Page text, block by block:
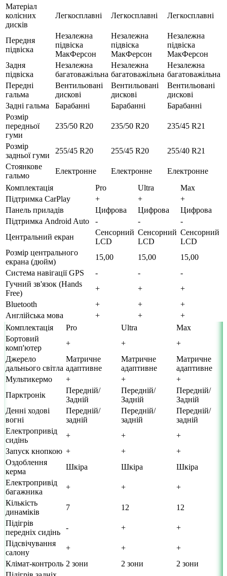
Матеріал
колісних
дисків
Легкосплавні Легкосплавні Легкосплавні
Передня
підвіска
Незалежна
підвіска
МакФерсон
Незалежна
підвіска
МакФерсон
Незалежна
підвіска
МакФерсон
Задня
підвіска
Незалежна
багатоважільна
Незалежна
багатоважільна
Незалежна
багатоважільна
Передні
гальма
Вентильовані
дискові
Вентильовані
дискові
Вентильовані
дискові
Задні гальма
Барабанні Барабанні
Барабанні
Розмір
передньої
гуми
235/50 R20 235/50 R20 235/45 R21
Розмір
задньої гуми
255/45 R20 255/45 R20
255/40 R21
Стоянкове
гальмо
Електронне Електронне
Електронне
Комплектація
Pro Ultra
Max
Підтримка CarPlay
+ +
+
Панель приладів
Цифрова Цифрова
Цифрова
Підтримка Android Auto
- -
-
Центральний екран
Сенсорний
LCD
Сенсорний
LCD
Сенсорний
LCD
Розмір центрального
екрана (дюйм)
15,00 15,00
15,00
Система навігації GPS
- -
-
Гучний зв'язок (Hands
Free)
+ +
+
Bluetooth
+ +
+
Англійська мова
+ +
+
Комплектація
Pro Ultra
Max
Бортовий
комп'ютер
+ +
+
Джерело
дальнього світла
Матричне
адаптивне
Матричне
адаптивне
Матричне
адаптивне
Мультикермо
+ +
+
Парктронік
Передній/
Задній
Передній/
Задній
Передній/
Задній
Денні ходові
вогні
Передній/
задній
Передній/
задній
Передній/
задній
Електропривід
сидінь
+ +
+
Запуск кнопкою + +
+
Оздоблення
керма
Шкіра Шкіра
Шкіра
Електропривід
багажника
+ +
+
Кількість
динаміків
7 12
12
Підігрів
передніх сидінь
- +
+
Підсвічування
салону
+ +
+
Клімат-контроль 2 зони 2 зони
2 зони